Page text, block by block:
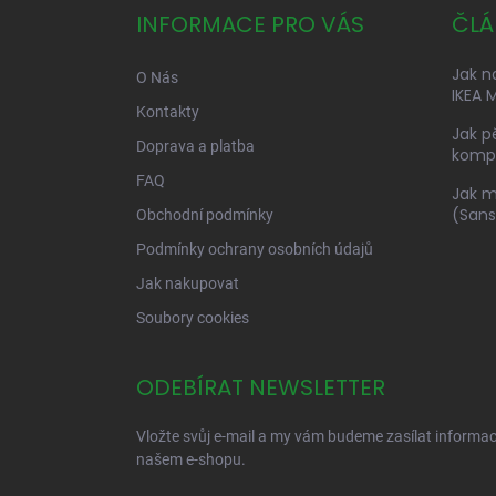
INFORMACE PRO VÁS
O Nás
Kontakty
Doprava a platba
FAQ
Obchodní podmínky
Podmínky ochrany osobních údajů
Jak nakupovat
Soubory cookies
Jak
IKEA
Jak
Jak
ODEBÍRAT NEWSLETTER
Vložte svůj e-mail a my vám budeme zasílat
našem e-shopu.